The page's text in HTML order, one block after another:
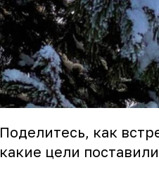
Поделитесь, как
какие цели